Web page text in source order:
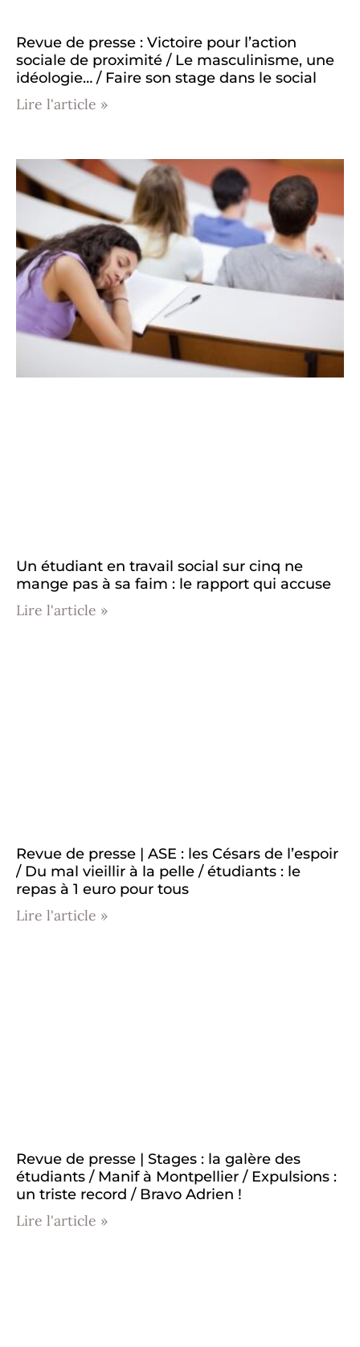
Revue de presse : Victoire pour l’action
sociale de proximité / Le masculinisme, une
idéologie… / Faire son stage dans le social
Lire l'article »
Un étudiant en travail social sur cinq ne
mange pas à sa faim : le rapport qui accuse
Lire l'article »
Revue de presse | ASE : les Césars de l’espoir
/ Du mal vieillir à la pelle / étudiants : le
repas à 1 euro pour tous
Lire l'article »
Revue de presse | Stages : la galère des
étudiants / Manif à Montpellier / Expulsions :
un triste record / Bravo Adrien !
Lire l'article »